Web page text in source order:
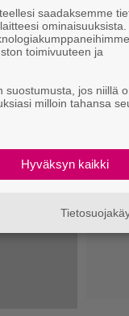
saadaksemme
toimivuuteen ja
suostumusta, jos niillä
milloin tahansa
Hyväksyn kaikki